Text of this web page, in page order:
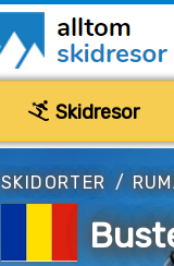
Skidresor
SKIDORTER /